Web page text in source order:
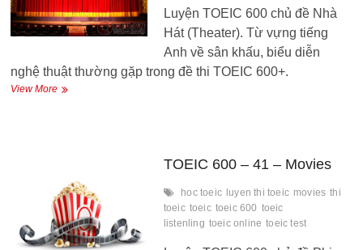
Luyện TOEIC 600 chủ đề Nhà
Hát (Theater). Từ vựng tiếng
Anh về sân khấu, biểu diễn
nghệ thuật thường gặp trong đề thi TOEIC 600+.
View MoreTOEIC
TOEIC 600 – 41 – Movies
hoc toeic luyen thi toeic movies thi
toeic toeic toeic 600 toeic
listenling toeic online toeic test